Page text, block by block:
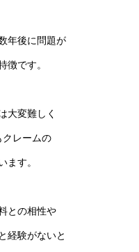
年後に問題が
徴です。
大変難しく
クレームの
ます。
との相性や
経験がないと